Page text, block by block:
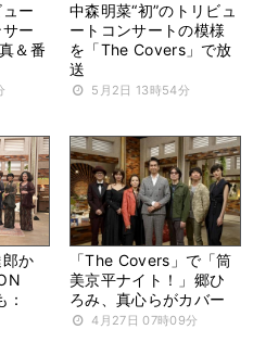
ュー
ー
＆番
中森明菜“初”のトリビュ
ートコンサートの模様
を「The Covers」で放
送
5月2日 13時54分
か
「The Covers」で「筒
美京平ナイト！」郷ひ
ろみ、真心らがカバー
4月27日 07時09分